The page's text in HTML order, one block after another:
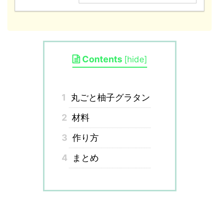
Contents [hide]
1
丸ごと柚子グラタン
2 材料
3 作り方
4
まとめ